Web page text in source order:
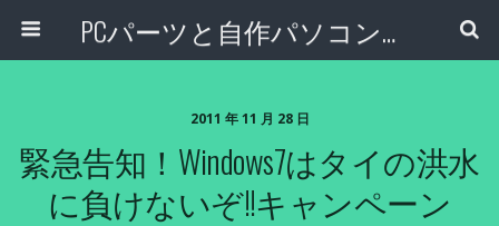
PCパーツと自作パソコン・組み立てパソコンの専門店 | PCワンズ
2011 年 11 月 28 日
緊急告知！Windows7はタイの洪水
に負けないぞ!!キャンペーン